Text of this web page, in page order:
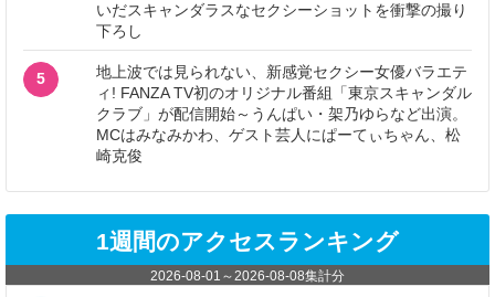
いだスキャンダラスなセクシーショットを衝撃の撮り
下ろし
5
地上波では見られない、新感覚セクシー女優バラエテ
ィ! FANZA TV初のオリジナル番組「東京スキャンダル
クラブ」が配信開始～うんぱい・架乃ゆらなど出演。
MCはみなみかわ、ゲスト芸人にぱーてぃちゃん、松
崎克俊
1週間のアクセスランキング
2026-08-01 ～2026-08-08集計分